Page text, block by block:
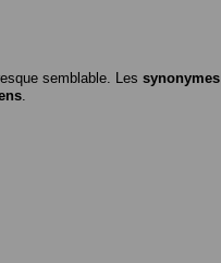
semblable. Les synonymes